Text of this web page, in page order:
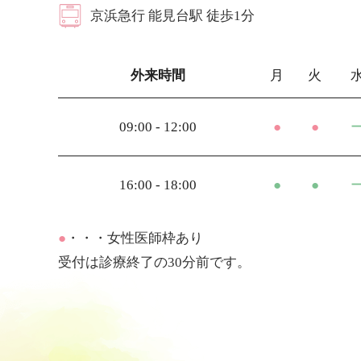
京浜急⾏ 能見台駅 徒歩1分
外来時間 月 火
09:00 - 12:00 ● ●
16:00 - 18:00 ● ●
● ・・・女性医師枠あり
受付は診療終了の30分前です。